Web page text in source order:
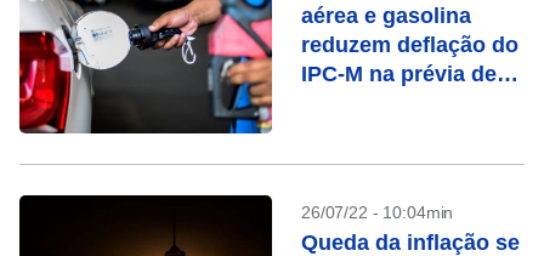
aérea e gasolina
reduzem deflação do
IPC-M na prévia de
26/07/22 - 10:04min
Queda da inflação se